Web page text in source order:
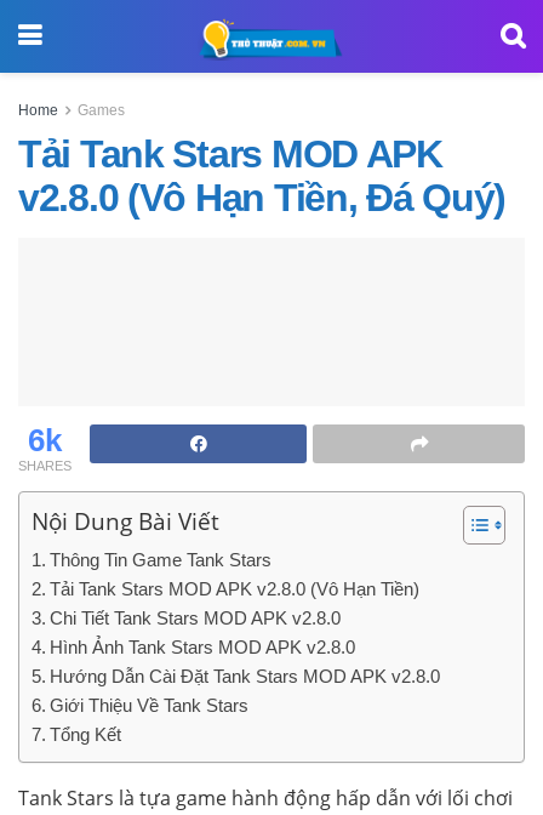
Home Games
Tải Tank Stars MOD APK
v2.8.0 (Vô Hạn Tiền, Đá Quý)
6k
SHARES
Nội Dung Bài Viết
Thông Tin Game Tank Stars
Tải Tank Stars MOD APK v2.8.0 (Vô Hạn Tiền)
Chi Tiết Tank Stars MOD APK v2.8.0
Hình Ảnh Tank Stars MOD APK v2.8.0
Hướng Dẫn Cài Đặt Tank Stars MOD APK v2.8.0
Giới Thiệu Về Tank Stars
Tổng Kết
Tank Stars là tựa game hành động hấp dẫn với lối chơi